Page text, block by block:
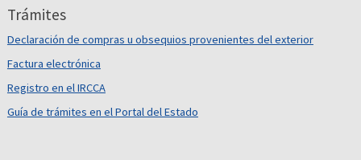
Trámites
Declaración de compras u obsequios provenientes del exterior
Factura electrónica
Registro en el IRCCA
Guía de trámites en el Portal del Estado